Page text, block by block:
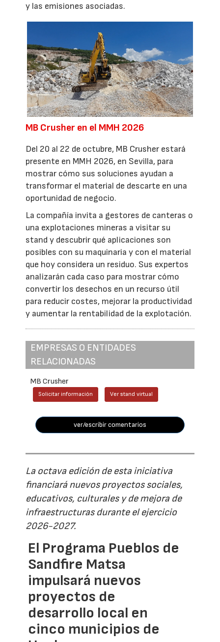
y las emisiones asociadas.
MB Crusher en el MMH 2026
Del 20 al 22 de octubre, MB Crusher estará
presente en MMH 2026, en Sevilla, para
mostrar cómo sus soluciones ayudan a
transformar el material de descarte en una
oportunidad de negocio.
La compañía invita a gestores de canteras o
una explotaciones mineras a visitar su
stand y descubrir qué aplicaciones son
posibles con su maquinaria y con el material
que hoy considera un residuo. Sus expertos
analizarán cada caso para mostrar cómo
convertir los desechos en un recurso útil
para reducir costes, mejorar la productividad
y aumentar la rentabilidad de la explotación.
EMPRESAS O ENTIDADES
RELACIONADAS
MB Crusher
Solicitar información Ver stand virtual
ver/escribir comentarios
La octava edición de esta iniciativa
financiará nuevos proyectos sociales,
educativos, culturales y de mejora de
infraestructuras durante el ejercicio
2026-2027.
El Programa Pueblos de
Sandfire Matsa
impulsará nuevos
proyectos de
desarrollo local en
cinco municipios de